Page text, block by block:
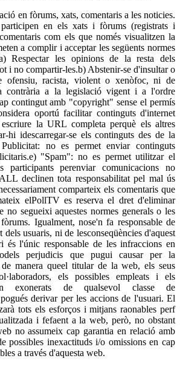
en fòrums, xats, comentaris a les noticies.
en els xats i fòrums (registrats i
com els que només visualitzen la
a complir i acceptar les següents normes
Respectar les opinions de la resta dels
i no compartir-les.b) Abstenir-se d'insultar o
ofensiu, racista, violent o xenòfoc, ni de
contrària a la legislació vigent i a l'ordre
contingut amb "copyright" sense el permís
oportú facilitar continguts d'internet
la URL completa perquè els altres
hi idescarregar-se els continguts des de la
no es permet enviar continguts
"Spam": no es permet utilitzar el
participants perenviar comunicacions no
declinen tota responsabilitat pel mal ús
comparteix els comentaris que
elPollTV es reserva el dret d'eliminar
no segueixi aquestes normes generals o les
Igualment, nose'n fa responsable de
usuaris, ni de lesconseqüències d'aquest
és l'únic responsable de les infraccions en
perjudicis que pugui causar per la
manera queel titular de la web, els seus
els possibles empleats i els
exonerats de qualsevol classe de
derivar per les accions de l'usuari. El
tots els esforços i mitjans raonables perf
i fefaent a la web, però, no obstant
no assumeix cap garantia en relació amb
possibles inexactituds i/o omissions en cap
a través d'aquesta web.